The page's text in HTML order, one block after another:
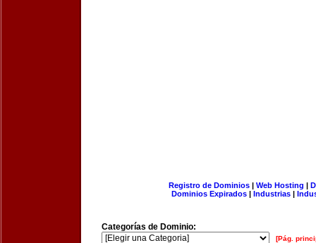
Registro de Dominios| Web Hosting |
Dominios Expirados | Industrias |
Categorías de Dominio:
[Pág.